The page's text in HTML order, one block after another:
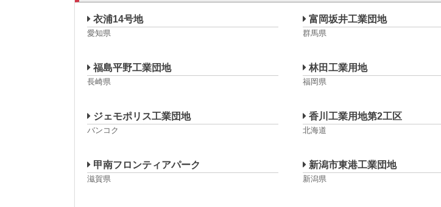
衣浦14号地
愛知県
富岡坂井工業団地
群馬県
福島平野工業団地
長崎県
林田工業用地
福岡県
ジェモポリス工業団地
バンコク
香川工業用地第2工区
北海道
甲南フロンティアパーク
滋賀県
新潟市東港工業団地
新潟県